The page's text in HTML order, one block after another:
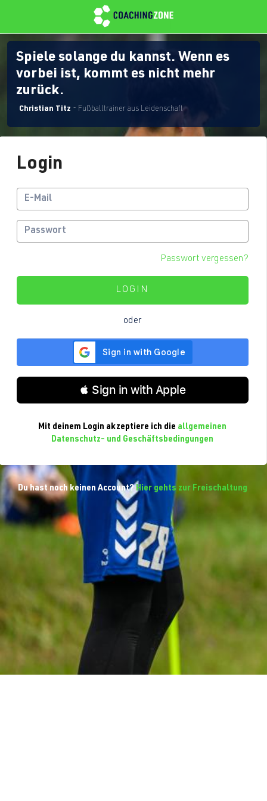
Spiele solange du kannst. Wenn es
vorbei ist, kommt es nicht mehr
zurück.
Christian Titz - Fußballtrainer aus Leidenschaft
Login
Passwort vergessen?
LOGIN
oder
 Sign in with Apple
Mit deinem Login akzeptiere ich die allgemeinen
Datenschutz- und Geschäftsbedingungen
Du hast noch keinen Account? Hier gehts zur Freischaltung